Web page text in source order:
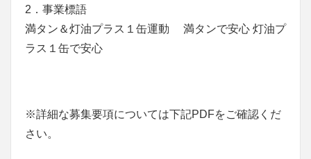
2．事業標語
満タン＆灯油プラス１缶運動 満タンで安心 灯油プ
ラス１缶で安心
※詳細な募集要項については下記PDFをご確認くだ
さい。